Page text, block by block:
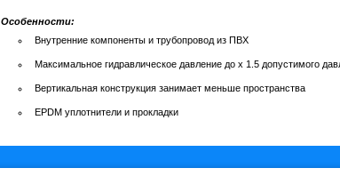
Особенности:
Внутренние компоненты и трубопровод из ПВХ
Максимальное гидравлическое давление до х 1.5 допустимого
Вертикальная конструкция занимает меньше пространства
EPDM уплотнители и прокладки